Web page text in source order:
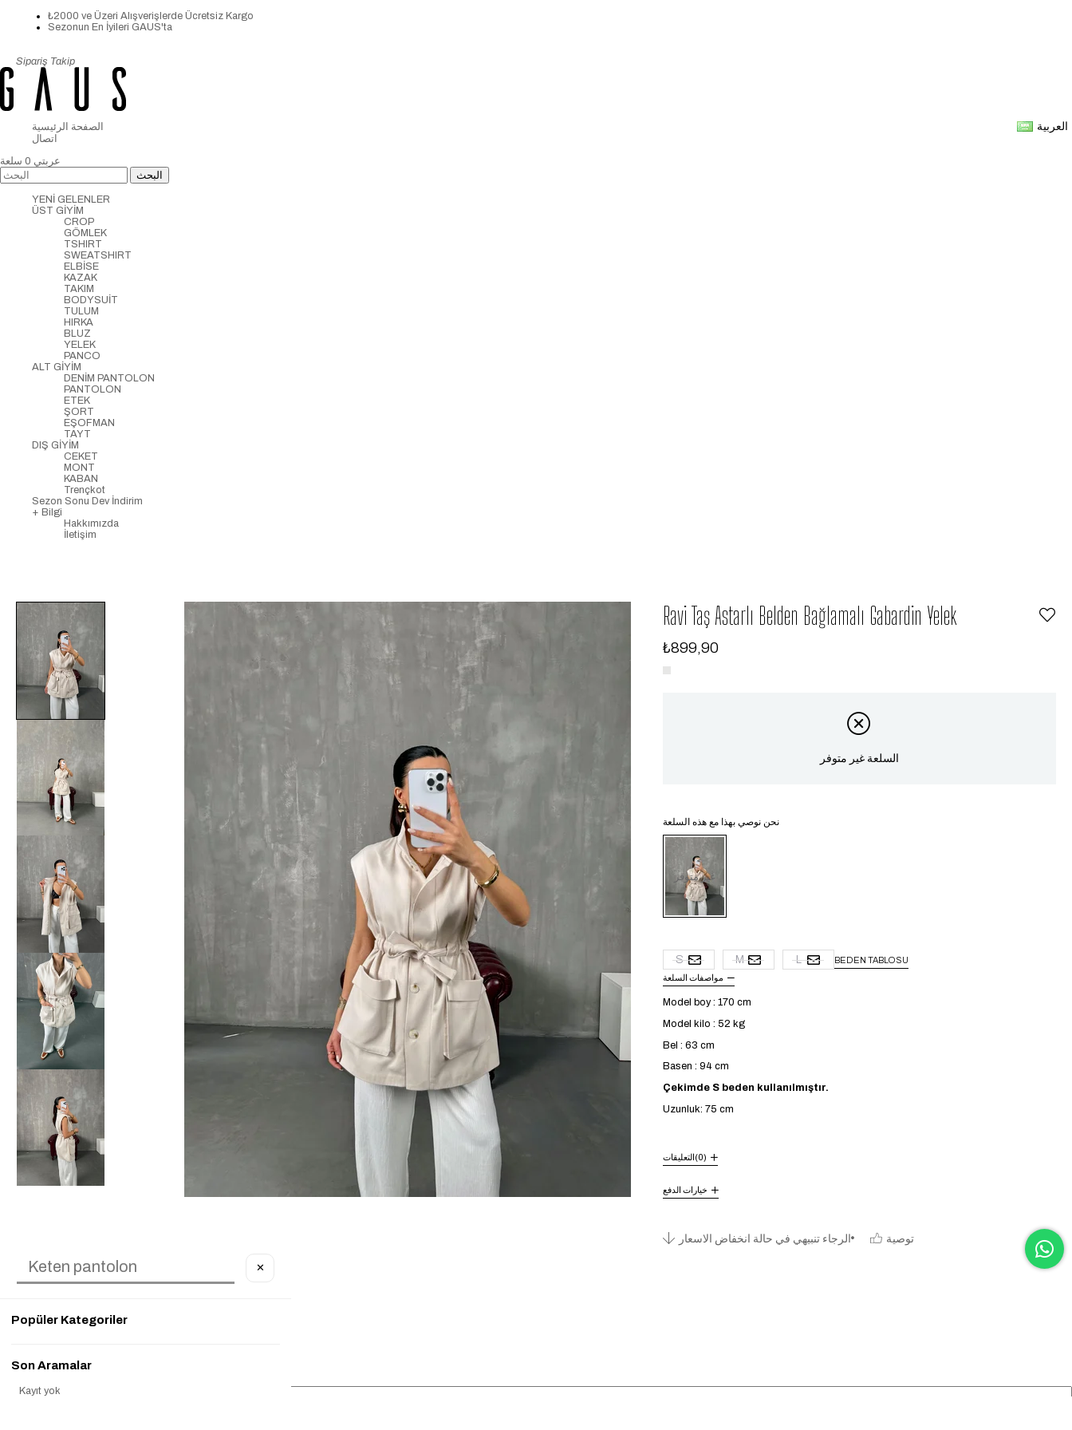
₺2000 ve Üzeri Alışverişlerde Ücretsiz Kargo
Sezonun En İyileri GAUS'ta
Sipariş Takip
العربية
الصفحة الرئيسية
اتصال
عربتي 0 سلعة
YENİ GELENLER
ÜST GİYİM
CROP
GÖMLEK
TSHIRT
SWEATSHIRT
ELBİSE
KAZAK
TAKIM
BODYSUİT
TULUM
HIRKA
BLUZ
YELEK
PANCO
ALT GİYİM
DENİM PANTOLON
PANTOLON
ETEK
ŞORT
EŞOFMAN
TAYT
DIŞ GİYİM
CEKET
MONT
KABAN
Trençkot
Sezon Sonu Dev İndirim
+ Bilgi
Hakkımızda
İletişim
Ravi Taş Astarlı Belden Bağlamalı Gabardin Yelek
₺899,90
السلعة غير متوفر
نحن نوصي بهذا مع هذه السلعة
غير متوفر
S M L
BEDEN TABLOSU
مواصفات السلعة
Model boy : 170 cm
Model kilo : 52 kg
Bel : 63 cm
Basen : 94 cm
Çekimde S beden kullanılmıştır.
Uzunluk: 75 cm
التعليقات(0)
خيارات الدفع
الرجاء تنبيهي في حالة انخفاض الاسعار توصية
✕
Popüler Kategoriler
Son Aramalar
Kayıt yok